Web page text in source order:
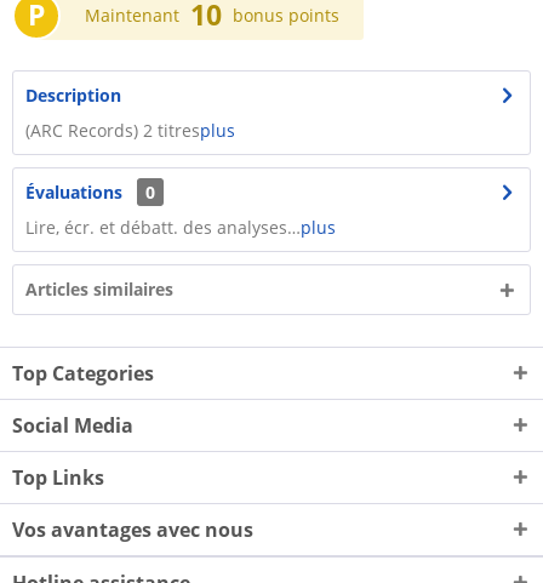
P Maintenant 10 bonus points
Description
(ARC Records) 2 titresplus
Évaluations
0
Lire, écr. et débatt. des analyses…plus
Articles similaires
Top Categories
Social Media
Top Links
Vos avantages avec nous